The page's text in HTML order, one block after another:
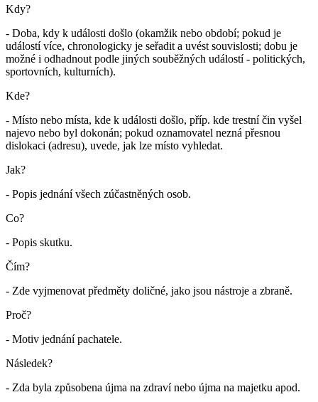
Kdy?
- Doba, kdy k události došlo (okamžik nebo období; pokud je
událostí více, chronologicky je seřadit a uvést souvislosti; dobu je
možné i odhadnout podle jiných souběžných událostí - politických,
sportovních, kulturních).
Kde?
- Místo nebo místa, kde k události došlo, příp. kde trestní čin vyšel
najevo nebo byl dokonán; pokud oznamovatel nezná přesnou
dislokaci (adresu), uvede, jak lze místo vyhledat.
Jak?
- Popis jednání všech zúčastněných osob.
Co?
- Popis skutku.
Čím?
- Zde vyjmenovat předměty doličné, jako jsou nástroje a zbraně.
Proč?
- Motiv jednání pachatele.
Následek?
- Zda byla způsobena újma na zdraví nebo újma na majetku apod.